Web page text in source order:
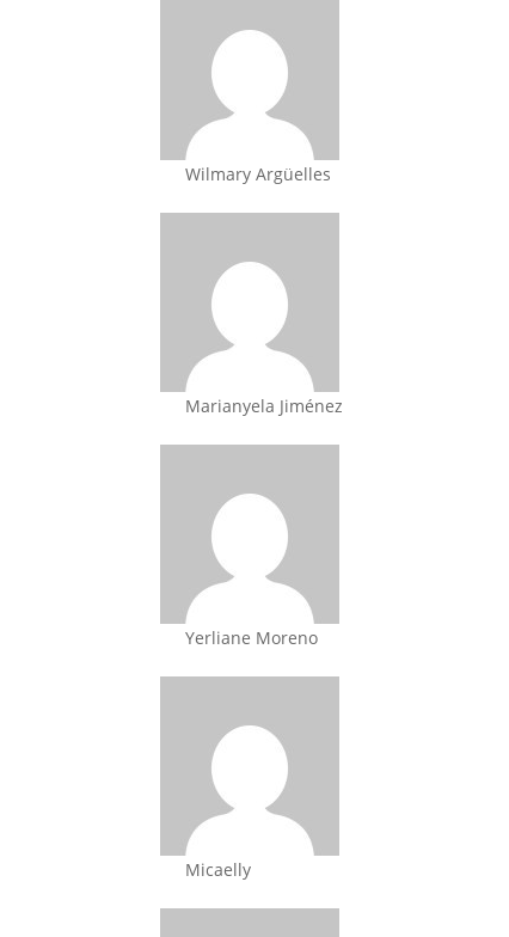
Wilmary Argüelles
Marianyela Jiménez
Yerliane Moreno
Micaelly